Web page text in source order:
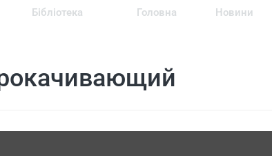
Бібліотека Головна Новини